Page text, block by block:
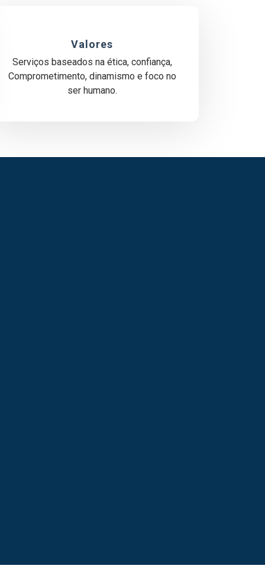
Valores
Serviços baseados na ética, confiança,
Comprometimento, dinamismo e foco no
ser humano.